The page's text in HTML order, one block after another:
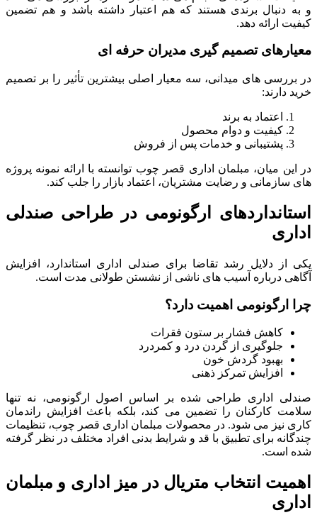
و به دنبال برندی هستند که هم اعتبار داشته باشد و هم تضمین
کیفیت ارائه دهد.
معیارهای تصمیم گیری مدیران حرفه ای
در بررسی های میدانی، سه معیار اصلی بیشترین تأثیر را بر تصمیم
خرید دارند:
اعتماد به برند
کیفیت و دوام محصول
پشتیبانی و خدمات پس از فروش
در این میان، مبلمان اداری قصر چوب توانسته با ارائه نمونه پروژه
های سازمانی و رضایت مشتریان، اعتماد بازار را جلب کند.
استانداردهای ارگونومی در طراحی صندلی
اداری
یکی از دلایل رشد تقاضا برای صندلی اداری استاندارد، افزایش
آگاهی درباره آسیب های ناشی از نشستن طولانی مدت است.
چرا ارگونومی اهمیت دارد؟
کاهش فشار بر ستون فقرات
جلوگیری از گردن درد و کمردرد
بهبود گردش خون
افزایش تمرکز ذهنی
صندلی اداری طراحی شده بر اساس اصول ارگونومی، نه تنها
سلامت کارکنان را تضمین می کند، بلکه باعث افزایش راندمان
کاری نیز می شود. در محصولات مبلمان اداری قصر چوب، تنظیمات
چندگانه برای تطبیق با قد و شرایط بدنی افراد مختلف در نظر گرفته
شده است.
اهمیت انتخاب متریال در میز اداری و مبلمان
اداری